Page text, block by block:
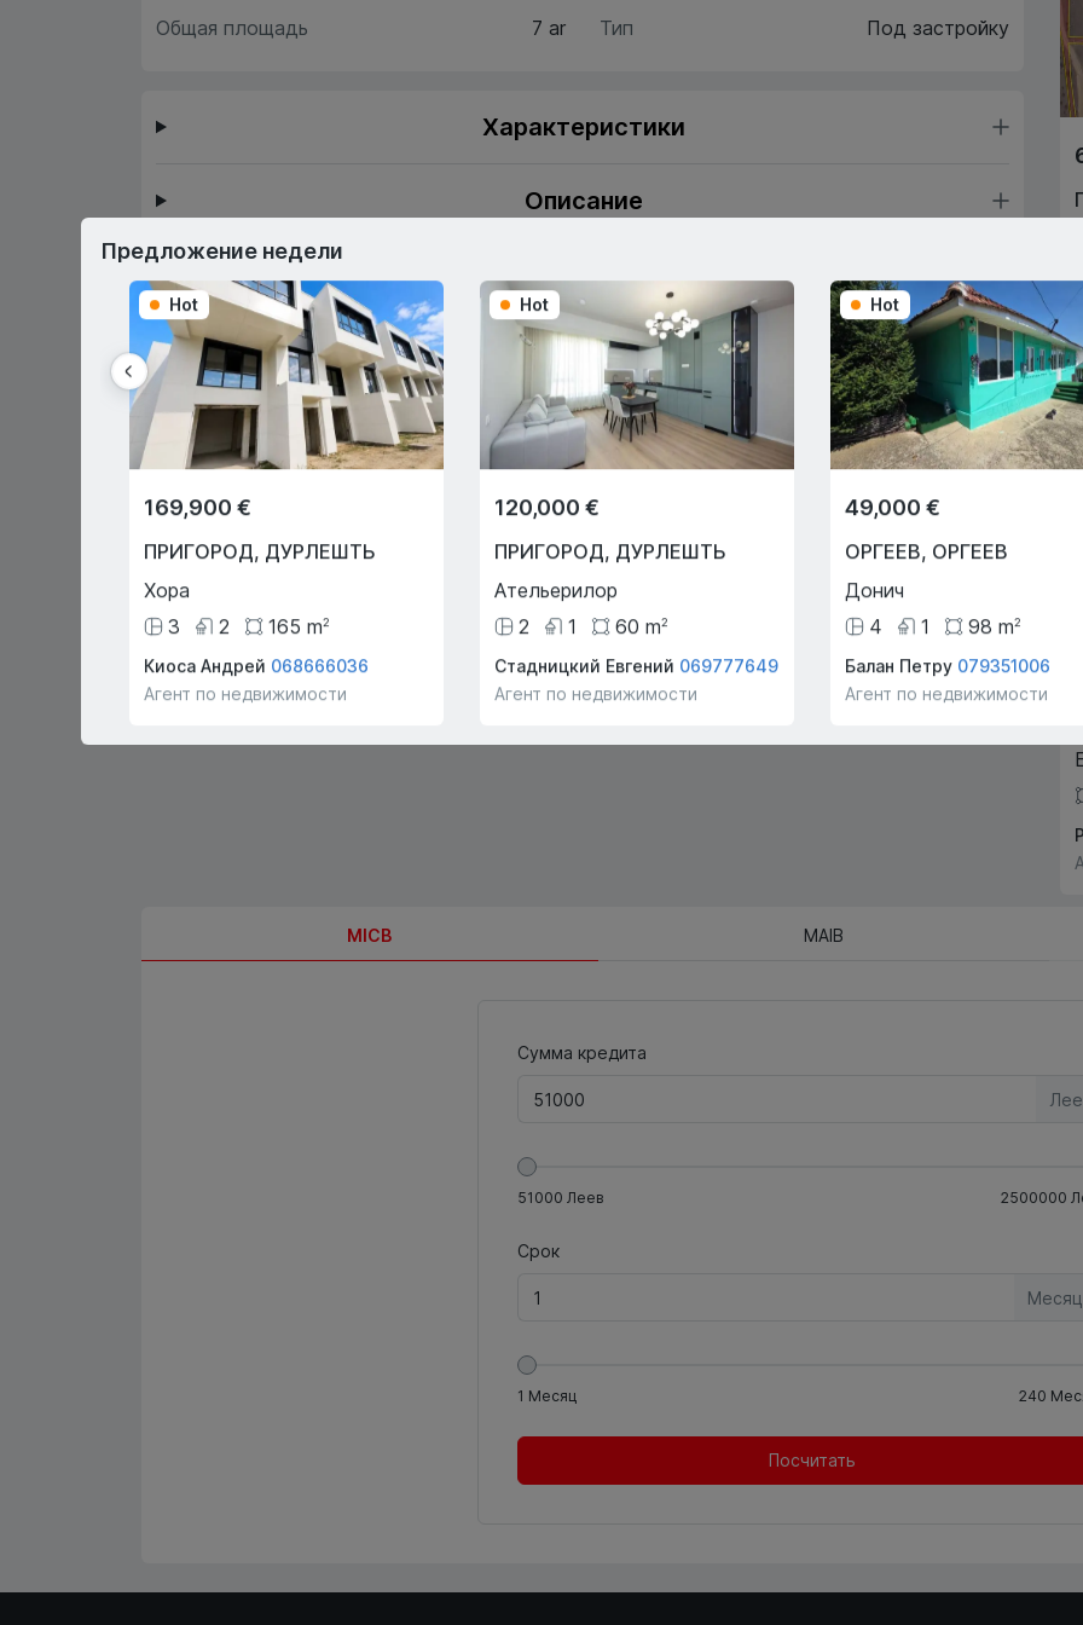
Общая площадь 7 ar Тип Под застройку
Характеристики
Описание
Первый взнос 15%
Или через государственную
программу "Prima Casă" с 10%
первоначальным взносом!
Trade-In
С помощью программы
Trade-In мы поможем вам
купить эту квартиру в обмен
на другую недвижимость.
покупателей и арендаторов
бесплатно!
MICB MAIB
Сумма кредита
51000 Леев 2500000
Срок
1 Месяц 240
Посчитать
Предложение недели
Hot
169,900 €
ПРИГОРОД, ДУРЛЕШТЬ
Хора
3
2 165 m2
Киоса Андрей 068666036
Агент по недвижимости
Hot
120,000 €
ПРИГОРОД, ДУРЛЕШТЬ
Ательерилор
2
1 60 m2
Стадницкий Евгений 069777649
Агент по недвижимости
Hot
49,000 €
ОРГЕЕВ, ОРГЕЕВ
Донич
4
1 98 m2
Балан Петру 079351006
Агент по недвижимости